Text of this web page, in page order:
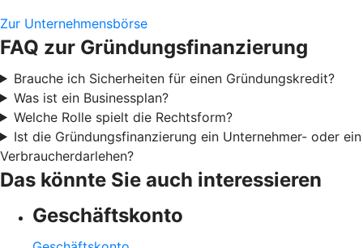
Zur Unternehmensbörse
FAQ zur Gründungsfinanzierung
Brauche ich Sicherheiten für einen Gründungskredit?
Was ist ein Businessplan?
Welche Rolle spielt die Rechtsform?
Ist die Gründungsfinanzierung ein Unternehmer- oder ein
Verbraucherdarlehen?
Das könnte Sie auch interessieren
Geschäftskonto